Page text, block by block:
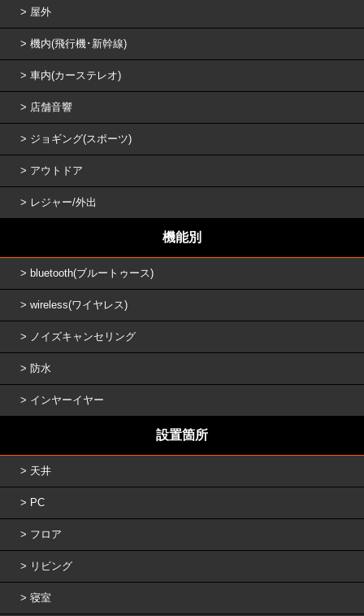
屋外
機内(飛行機･新幹線)
車内(カーステレオ)
店舗音響
ジョギング(スポーツ)
アウトドア
レジャー/外出
機能別
bluetooth(ブルートゥース)
wireless(ワイヤレス)
ノイズキャンセリング
防水
インヤーイヤー
設置箇所
天井
PC
フロア
リビング
寝室